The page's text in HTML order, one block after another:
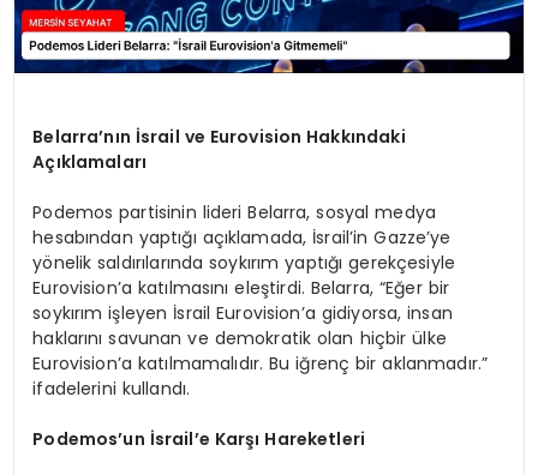
Belarra’nın İsrail ve Eurovision Hakkındaki
Açıklamaları
Podemos partisinin lideri Belarra, sosyal medya
hesabından yaptığı açıklamada, İsrail’in Gazze’ye
yönelik saldırılarında soykırım yaptığı gerekçesiyle
Eurovision’a katılmasını eleştirdi. Belarra, “Eğer bir
soykırım işleyen İsrail Eurovision’a gidiyorsa, insan
haklarını savunan ve demokratik olan hiçbir ülke
Eurovision’a katılmamalıdır. Bu iğrenç bir aklanmadır.”
ifadelerini kullandı.
Podemos’un İsrail’e Karşı Hareketleri